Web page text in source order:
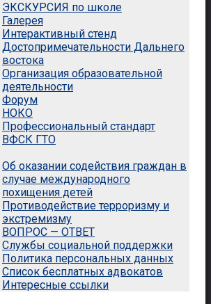
ЭКСКУРСИЯ по школе
Галерея
Интерактивный стенд
Достопримечательности Дальнего
востока
Организация образовательной
деятельности
Форум
НОКО
Профессиональный стандарт
ВФСК ГТО
Об оказании содействия граждан в
случае международного
похищения детей
Противодействие терроризму и
экстремизму
ВОПРОС — ОТВЕТ
Службы социальной поддержки
Политика персональных данных
Список бесплатных адвокатов
Интересные ссылки